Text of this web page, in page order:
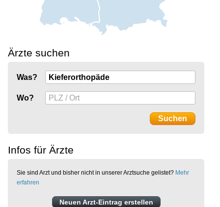
Ärzte suchen
Was?
Wo?
Infos für Ärzte
Sie sind Arzt und bisher nicht in unserer Arztsuche gelistet? Mehr
erfahren
Neuen Arzt-Eintrag erstellen